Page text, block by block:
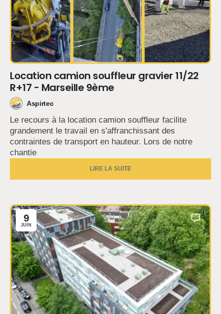
Location camion souffleur gravier 11/22
R+17 - Marseille 9ème
Aspirtec
Le recours à la location camion souffleur facilite
grandement le travail en s'affranchissant des
contraintes de transport en hauteur. Lors de notre
chantie
LIRE LA SUITE
9
JUIN
0